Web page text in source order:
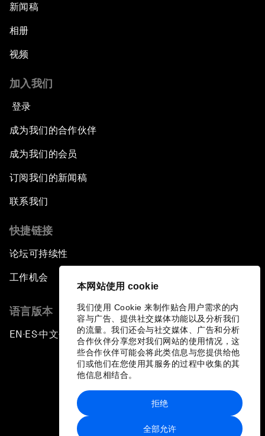
本网站使用 cookie
我们使用 Cookie 来制作贴合用户需求的内
容与广告、提供社交媒体功能以及分析我们
的流量。我们还会与社交媒体、广告和分析
合作伙伴分享您对我们网站的使用情况，这
些合作伙伴可能会将此类信息与您提供给他
们或他们在您使用其服务的过程中收集的其
他信息相结合。
全部允许
拒绝
新闻稿
相册
视频
加入我们
登录
成为我们的合作伙伴
成为我们的会员
订阅我们的新闻稿
联系我们
快捷链接
论坛可持续性
工作机会
语言版本
EN ▪ES▪中文▪ 日本語